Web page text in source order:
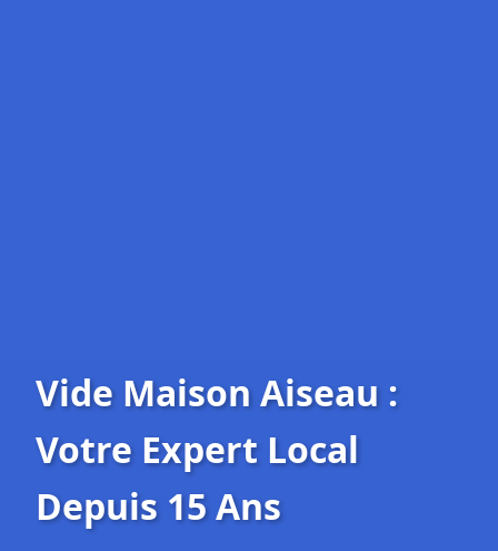
Vide Maison Aiseau :
Votre Expert Local
Depuis 15 Ans